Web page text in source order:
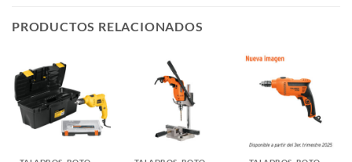
PRODUCTOS RELACIONADOS